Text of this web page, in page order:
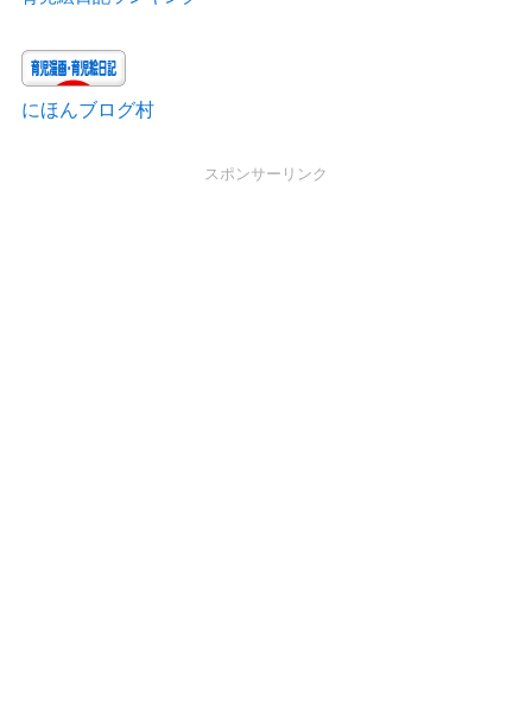
にほんブログ村
スポンサーリンク